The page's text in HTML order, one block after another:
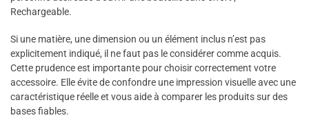
Rechargeable.
Si une matière, une dimension ou un élément inclus n’est pas
explicitement indiqué, il ne faut pas le considérer comme acquis.
Cette prudence est importante pour choisir correctement votre
accessoire. Elle évite de confondre une impression visuelle avec une
caractéristique réelle et vous aide à comparer les produits sur des
bases fiables.